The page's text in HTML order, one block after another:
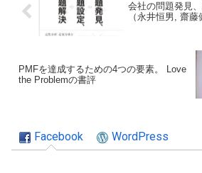
会社の問題発見
（永井恒男, 齋
PMFを達成するための4つの要素。 Love
the Problemの書評
Facebook WordPress